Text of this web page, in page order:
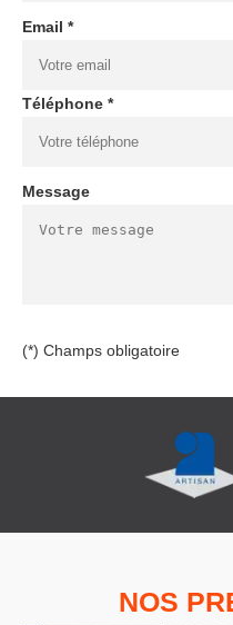
Email *
Téléphone *
Message
(*) Champs obligatoire
NOS